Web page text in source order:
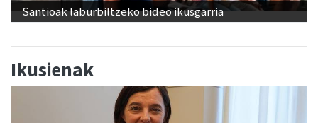
Santioak laburbiltzeko bideo ikusgarria
Ikusienak